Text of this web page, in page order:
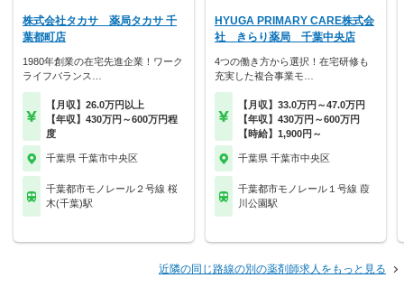
株式会社タカサ 薬局タカサ 千
葉都町店
1980年創業の在宅先進企業！ワーク
ライフバランス…
【月収】26.0万円以上
【年収】430万円～600万円程
度
千葉県 千葉市中央区
千葉都市モノレール２号線 桜
木(千葉)駅
HYUGA PRIMARY CARE株式会
社 きらり薬局 千葉中央店
4つの働き方から選択！在宅研修も
充実した複合事業モ…
【月収】33.0万円～47.0万円
【年収】430万円～600万円
【時給】1,900円～
千葉県 千葉市中央区
千葉都市モノレール１号線 葭
川公園駅
近隣の同じ路線の別の薬剤師求人をもっと見る